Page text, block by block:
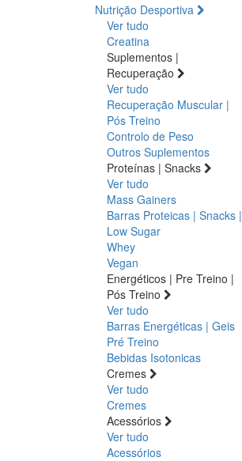
Nutrição Desportiva
Ver tudo
Creatina
Suplementos |
Recuperação
Ver tudo
Recuperação Muscular |
Pós Treino
Controlo de Peso
Outros Suplementos
Proteínas | Snacks
Ver tudo
Mass Gainers
Barras Proteicas | Snacks |
Low Sugar
Whey
Vegan
Energéticos | Pre Treino |
Pós Treino
Ver tudo
Barras Energéticas | Geis
Pré Treino
Bebidas Isotonicas
Cremes
Ver tudo
Cremes
Acessórios
Ver tudo
Acessórios